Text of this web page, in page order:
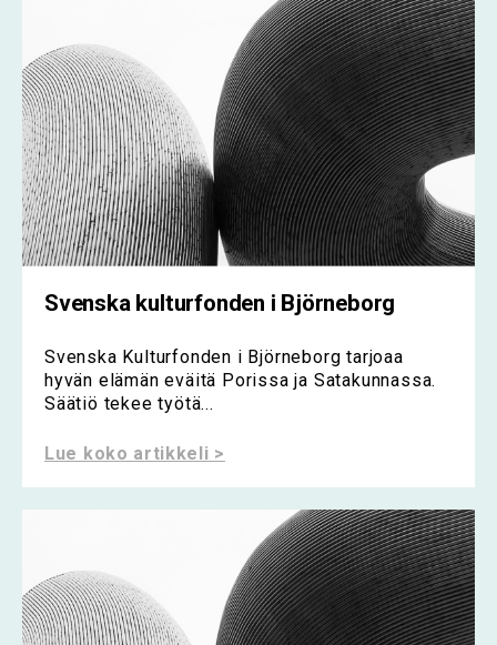
Svenska kulturfonden i Björneborg
Svenska Kulturfonden i Björneborg tarjoaa
hyvän elämän eväitä Porissa ja Satakunnassa.
Säätiö tekee työtä...
Lue koko artikkeli >